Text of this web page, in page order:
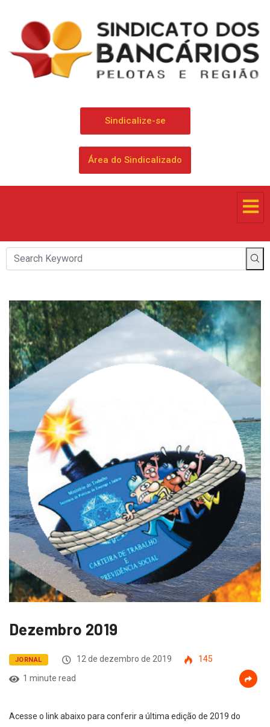
Sindicalize-se
Área do Sindicalizado
Dezembro 2019
JORNAL 12 de dezembro de 2019
145
1 minute read
Acesse o link abaixo para conferir a última edição de 2019 do